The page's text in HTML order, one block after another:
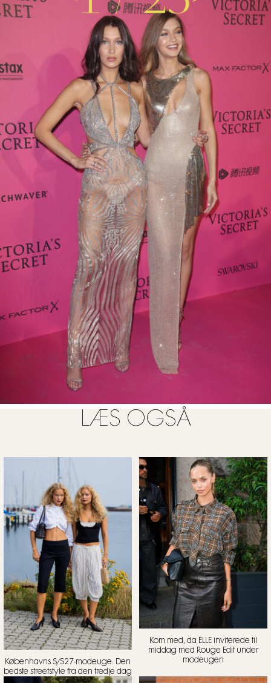
FOTO: ALL OVER PRESS
LÆS OGSÅ
Københavns S/S27-modeuge: Den
bedste streetstyle fra den tredje dag
Kom med, da ELLE inviterede til
middag med Rouge Edit under
modeugen